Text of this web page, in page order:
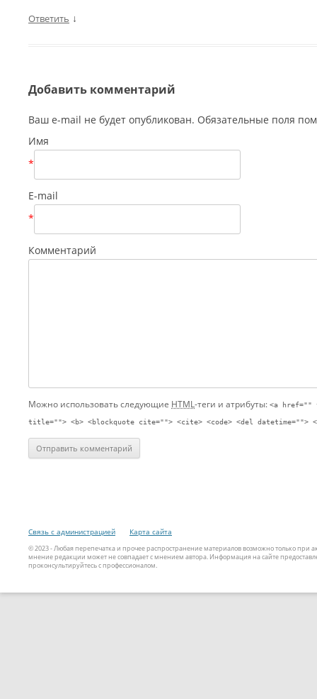
Ответить ↓
Добавить комментарий
Ваш e-mail не будет опубликован. Обязательные поля
Имя
*
E-mail
*
Комментарий
Можно использовать следующие HTML-теги и атрибуты: <a href=""
title=""> <b> <blockquote cite=""> <cite> <code> <del datetime="">
Связь с администрацией Карта сайта
© 2023 - Любая перепечатка и прочее распространение материалов возможно только
мнение редакции может не совпадает с мнением автора. Информация на сайте
проконсультируйтесь с профессионалом.